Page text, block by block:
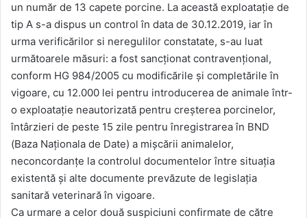
un număr de 13 capete porcine. La această exploatație de
tip A s-a dispus un control în data de 30.12.2019, iar în
urma verificărilor si neregulilor constatate, s-au luat
următoarele măsuri: a fost sancționat contravențional,
conform HG 984/2005 cu modificările și completările în
vigoare, cu 12.000 lei pentru introducerea de animale într-
o exploatație neautorizată pentru creșterea porcinelor,
întârzieri de peste 15 zile pentru înregistrarea în BND
(Baza Naționala de Date) a mișcării animalelor,
neconcordanțe la controlul documentelor între situația
existentă și alte documente prevăzute de legislația
sanitară veterinară în vigoare.
Ca urmare a celor două suspiciuni confirmate de către